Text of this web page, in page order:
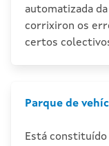
automatizada
corrixiron os
certos
Parque de
Está